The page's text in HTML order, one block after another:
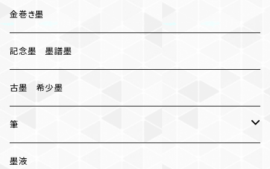
胡麻油煙墨
桐油煙墨
金巻き墨
記念墨 墨譜墨
古墨 希少墨
筆
小筆
墨液